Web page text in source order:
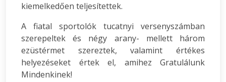
kiemelkedően teljesítettek.
A fiatal sportolók tucatnyi versenyszámban
szerepeltek és négy arany- mellett három
ezüstérmet szereztek, valamint értékes
helyezéseket értek el, amihez Gratulálunk
Mindenkinek!